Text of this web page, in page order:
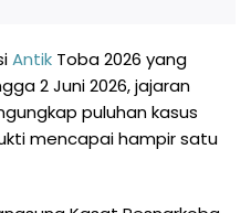
Antik Toba 2026 yang
2 Juni 2026, jajaran
puluhan kasus
mencapai hampir satu